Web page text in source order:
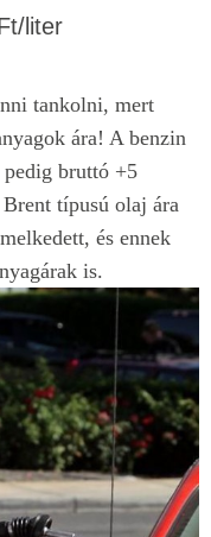
liter
tankolni, mert
ára! A benzin
bruttó +5
típusú olaj ára
és ennek
is.